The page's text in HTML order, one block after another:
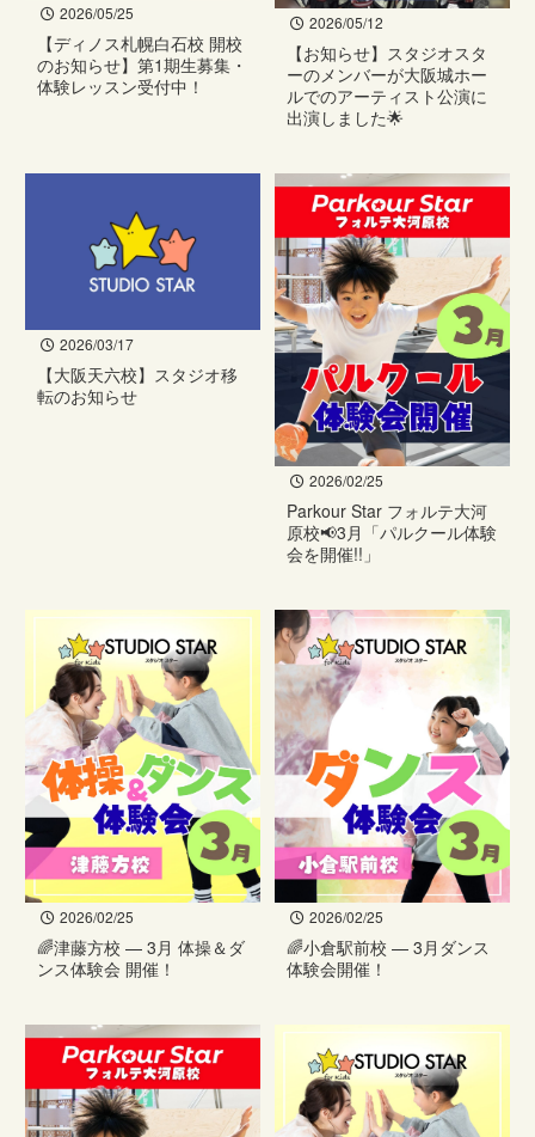
2026/05/25
【ディノス札幌白石校 開校
のお知らせ】第1期生募集・
体験レッスン受付中！
2026/05/12
【お知らせ】スタジオスタ
ーのメンバーが大阪城ホー
ルでのアーティスト公演に
出演しました🌟
2026/03/17
【大阪天六校】スタジオ移
転のお知らせ
2026/02/25
Parkour Star フォルテ大河
原校📢3月「パルクール体験
会を開催!!」
2026/02/25
🌈津藤方校 — 3月 体操＆ダ
ンス体験会 開催！
2026/02/25
🌈小倉駅前校 — 3月ダンス
体験会開催！